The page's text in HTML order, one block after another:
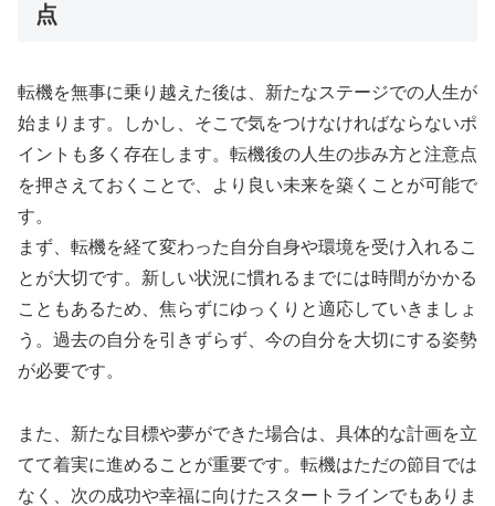
点
転機を無事に乗り越えた後は、新たなステージでの人生が
始まります。しかし、そこで気をつけなければならないポ
イントも多く存在します。転機後の人生の歩み方と注意点
を押さえておくことで、より良い未来を築くことが可能で
す。
まず、転機を経て変わった自分自身や環境を受け入れるこ
とが大切です。新しい状況に慣れるまでには時間がかかる
こともあるため、焦らずにゆっくりと適応していきましょ
う。過去の自分を引きずらず、今の自分を大切にする姿勢
が必要です。
また、新たな目標や夢ができた場合は、具体的な計画を立
てて着実に進めることが重要です。転機はただの節目では
なく、次の成功や幸福に向けたスタートラインでもありま